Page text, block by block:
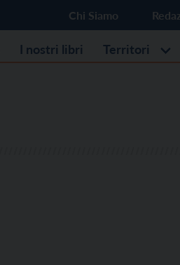
Chi Siamo
I nostri libri Territori